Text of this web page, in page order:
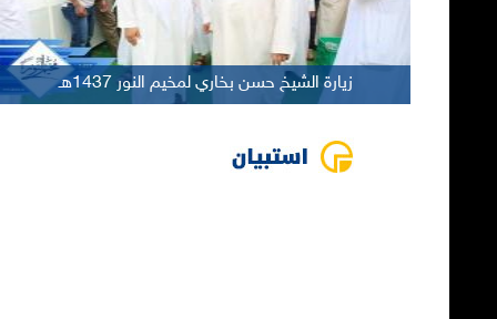
زيارة الشيخ حسن بخاري لمخيم النور 1437هـ